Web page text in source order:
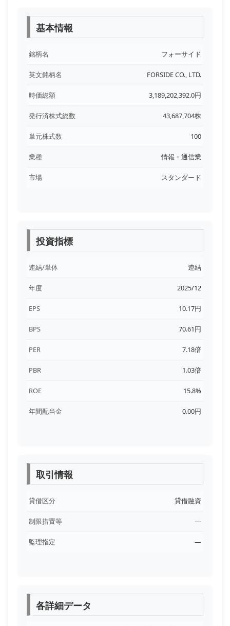
基本情報
銘柄名 フォーサイド
英文銘柄名 FORSIDE CO., LTD.
時価総額 3,189,202,392.0円
発行済株式総数 43,687,704株
単元株式数 100
業種 情報・通信業
市場 スタンダード
投資指標
連結/単体 連結
年度 2025/12
EPS 10.17円
BPS 70.61円
PER 7.18倍
PBR 1.03倍
ROE 15.8%
年間配当金 0.00円
取引情報
貸借区分 貸借融資
制限措置等 ―
監理指定 ―
各詳細データ